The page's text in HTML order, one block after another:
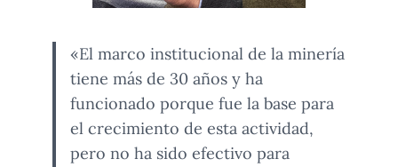
«El marco institucional de la minería
tiene más de 30 años y ha
funcionado porque fue la base para
el crecimiento de esta actividad,
pero no ha sido efectivo para